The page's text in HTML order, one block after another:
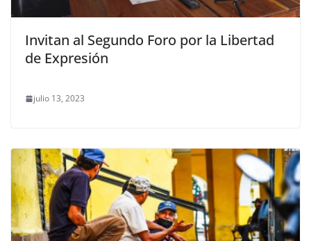
Invitan al Segundo Foro por la Libertad
de Expresión
julio 13, 2023